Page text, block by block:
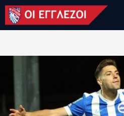
LONDON CALLING
ΚΑΤΗΓΟΡΙΕΣ
ΒΑΘΜΟΛΟΓΙΕΣ
ΠΟΙΟΙ ΕΙΜΑΣΤΕ